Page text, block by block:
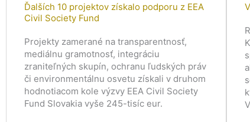
Ďalších 10 projektov získalo podporu z EEA
Civil Society Fund
Projekty zamerané na transparentnosť,
mediálnu gramotnosť, integráciu
zraniteľných skupín, ochranu ľudských práv
či environmentálnu osvetu získali v druhom
hodnotiacom kole výzvy EEA Civil Society
Fund Slovakia vyše 245-tisíc eur.